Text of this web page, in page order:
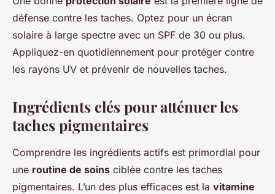
défense contre les taches. Optez pour un écran
solaire à large spectre avec un SPF de 30 ou plus.
Appliquez-en quotidiennement pour protéger contre
les rayons UV et prévenir de nouvelles taches.
Ingrédients clés pour atténuer les
taches pigmentaires
Comprendre les ingrédients actifs est primordial pour
une routine de soins ciblée contre les taches
pigmentaires. L’un des plus efficaces est la vitamine